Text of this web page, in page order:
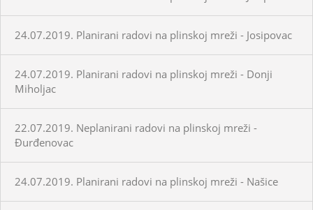
24.07.2019. Planirani radovi na plinskoj mreži - Josipovac
24.07.2019. Planirani radovi na plinskoj mreži - Donji
Miholjac
22.07.2019. Neplanirani radovi na plinskoj mreži -
Đurđenovac
24.07.2019. Planirani radovi na plinskoj mreži - Našice